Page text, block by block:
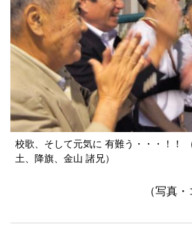
校歌、そして元気に 有難う・・・！！
土、降旗、金山 諸兄）
（写真